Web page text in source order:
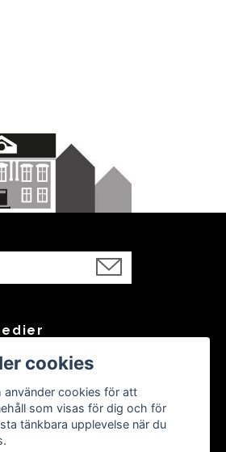
cookies
använder cookies för att
som visas för dig och för
tänkbara upplevelse när du